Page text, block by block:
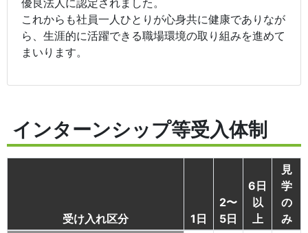
これからも社員一人ひとりが心身共に健康でありなが
ら、生涯的に活躍できる職場環境の取り組みを進めて
まいります。
インターンシップ等受入体制
受け入れ区分 1日
2〜
5日
6日
以
上
見
学
の
み